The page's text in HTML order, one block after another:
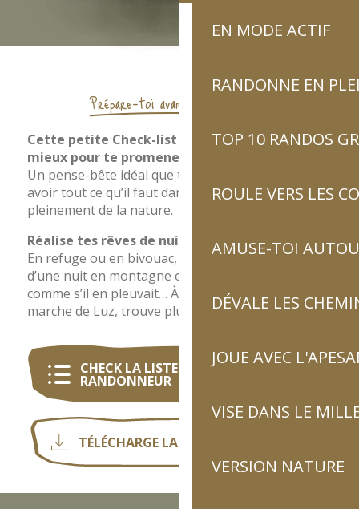
EN MODE ACTIF
RANDONNE EN
TOP 10 RANDOS
ROULE VERS LES
AMUSE-TOI
DÉVALE LES
JOUE AVEC
VISE DANS LE
VERSION NATURE
Prépare-toi avant de t'aventurer
Cette petite Check-list t’aide à te préparer au
mieux pour te promener en montagne.
Un pense-bête idéal que tu peux compléter pour
avoir tout ce qu’il faut dans ton sac et profiter
pleinement de la nature.
Réalise tes rêves de nuit à la belle étoile !
En refuge ou en bivouac, savoure la tranquillité
d’une nuit en montagne et admire les étoiles
comme s’il en pleuvait… À quelques heures de
marche de Luz, trouve plusieurs refuges gardés.
CHECK LA LISTE DU BON
RANDONNEUR
TÉLÉCHARGE LA LISTE DES REFUGES